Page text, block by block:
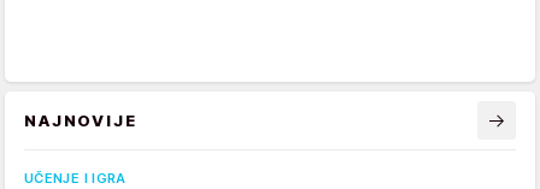
NAJNOVIJE
UČENJE I IGRA